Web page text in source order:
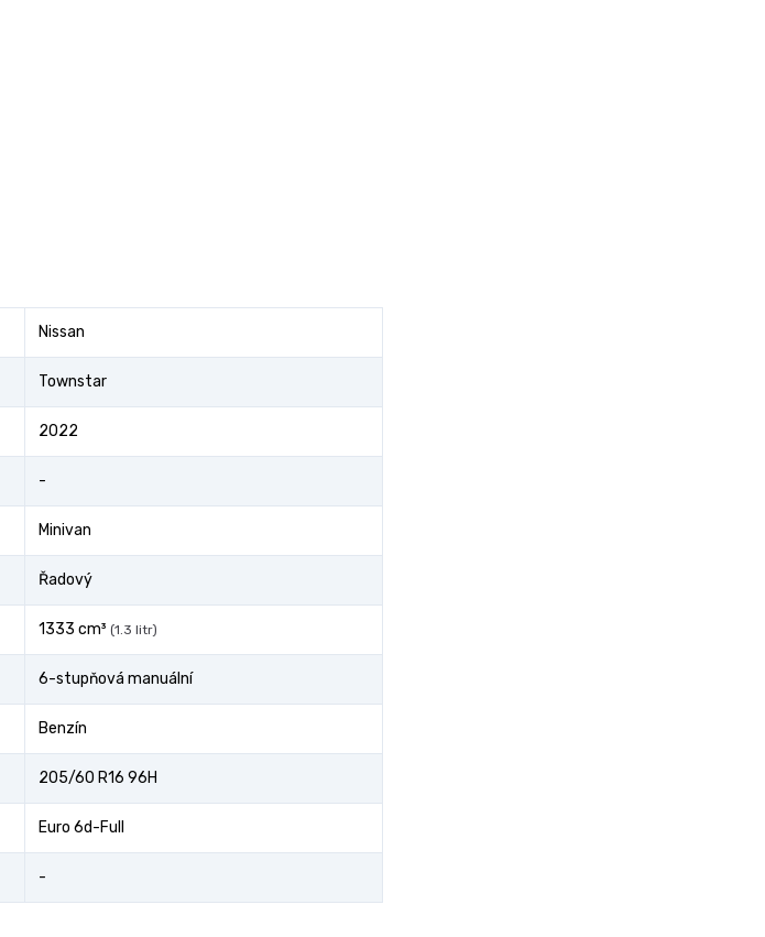
Nissan
Townstar
2022
-
Minivan
Řadový
1333 cm³ (1.3 litr)
6-stupňová manuální
Benzín
205/60 R16 96H
Euro 6d-Full
-